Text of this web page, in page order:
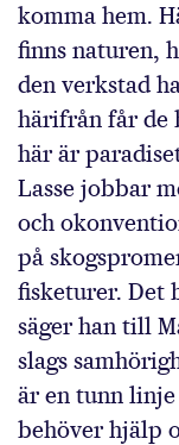
komma hem.
finns naturen,
den verkstad
härifrån får de
här är
Lasse jobbar
och
på
fisketurer. Det
säger han till
slags
är en tunn
behöver hjälp